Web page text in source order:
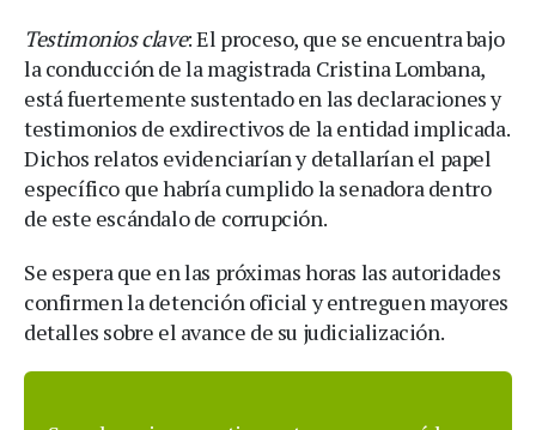
Testimonios clave: El proceso, que se encuentra bajo
la conducción de la magistrada Cristina Lombana,
está fuertemente sustentado en las declaraciones y
testimonios de exdirectivos de la entidad implicada.
Dichos relatos evidenciarían y detallarían el papel
específico que habría cumplido la senadora dentro
de este escándalo de corrupción.
Se espera que en las próximas horas las autoridades
confirmen la detención oficial y entreguen mayores
detalles sobre el avance de su judicialización.